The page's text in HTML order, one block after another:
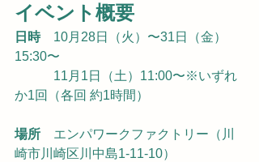
イベント概要
日時 10月28日（火）〜31日（金）
15:30〜
11月1日（土）11:00〜※いずれ
か1回（各回 約1時間）
場所 エンパワークファクトリー（川
崎市川崎区川中島1-11-10）